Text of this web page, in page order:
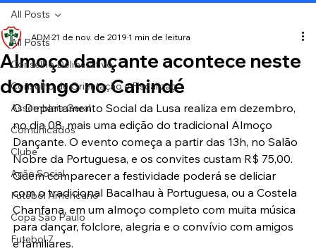
All Posts
Conselho Deliberativo
Conselho de Orientação e Fiscalizaç
Assembleia Geral
Comunicados
Clube
Ação Social
Futebol Americano
Copa São Paulo
Futebol 7
All Posts
Almoço dançante acontece neste
domingo no Canindé
ADM 21 de nov. de 2019 1 min de leitura
O Departamento Social da Lusa realiza em dezembro,
no dia 08, mais uma edição do tradicional Almoço
Dançante. O evento começa a partir das 13h, no Salão
Nobre da Portuguesa, e os convites custam R$ 75,00.
Quem comparecer a festividade poderá se deliciar
com o tradicional Bacalhau à Portuguesa, ou a Costela
Chanfana, em um almoço completo com muita música
para dançar, folclore, alegria e o convívio com amigos
e familiares.